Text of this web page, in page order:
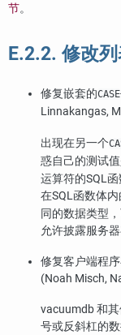
节。
E.2.2. 修改
修复嵌套的CASE
Linnakangas,
出现在另一个
惑自己的测试
运算符的SQL
在SQL函数体内
同的数据类型
允许披露服务
修复客户端程
(Noah Misch,
vacuumdb和
号或反斜杠的